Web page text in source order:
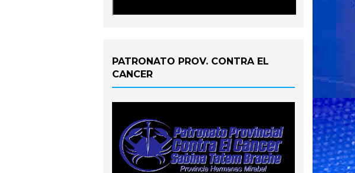
PATRONATO PROV. CONTRA EL
CANCER